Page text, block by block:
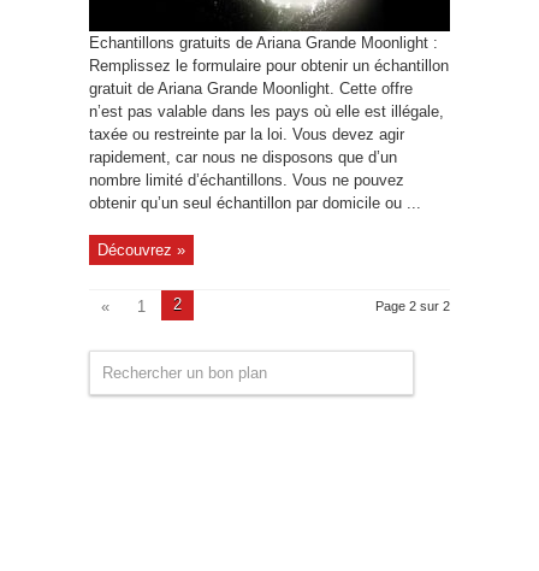
Echantillons gratuits de Ariana Grande Moonlight :
Remplissez le formulaire pour obtenir un échantillon
gratuit de Ariana Grande Moonlight. Cette offre
n’est pas valable dans les pays où elle est illégale,
taxée ou restreinte par la loi. Vous devez agir
rapidement, car nous ne disposons que d’un
nombre limité d’échantillons. Vous ne pouvez
obtenir qu’un seul échantillon par domicile ou ...
Découvrez »
Page 2 sur 2
« 1 2